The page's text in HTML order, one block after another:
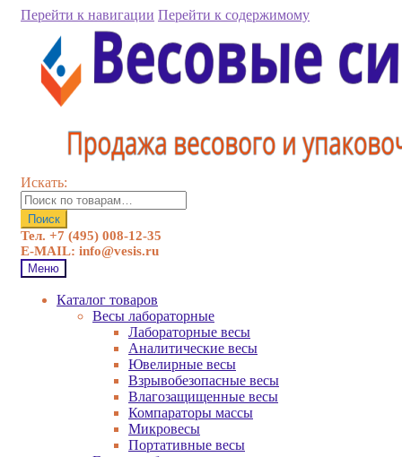
Перейти к навигации Перейти к содержимому
Искать:
Поиск
Тел. +7 (495) 008-12-35
E-MAIL: info@vesis.ru
Меню
Каталог товаров
Весы лабораторные
Лабораторные весы
Аналитические весы
Ювелирные весы
Взрывобезопасные весы
Влагозащищенные весы
Компараторы массы
Микровесы
Портативные весы